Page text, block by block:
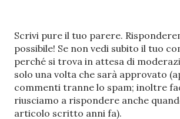
P
o
s
t
a
u
n
Scrivi pure il tuo parere.
possibile! Se non vedi subito il tuo
perché si trova in attesa di
solo una volta che sarà approvato
commenti tranne lo spam; inoltre
riusciamo a rispondere anche
articolo scritto anni fa).